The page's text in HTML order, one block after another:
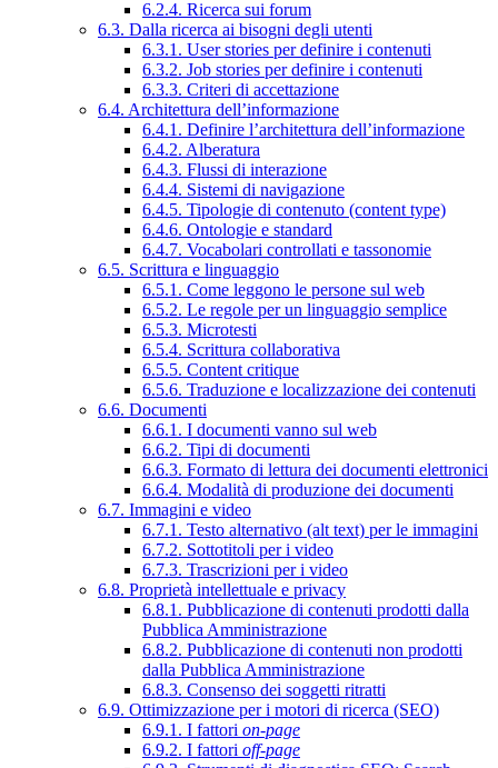
6.2.4. Ricerca sui forum
6.3. Dalla ricerca ai bisogni degli utenti
6.3.1. User stories per definire i contenuti
6.3.2. Job stories per definire i contenuti
6.3.3. Criteri di accettazione
6.4. Architettura dell’informazione
6.4.1. Definire l’architettura dell’informazione
6.4.2. Alberatura
6.4.3. Flussi di interazione
6.4.4. Sistemi di navigazione
6.4.5. Tipologie di contenuto (content type)
6.4.6. Ontologie e standard
6.4.7. Vocabolari controllati e tassonomie
6.5. Scrittura e linguaggio
6.5.1. Come leggono le persone sul web
6.5.2. Le regole per un linguaggio semplice
6.5.3. Microtesti
6.5.4. Scrittura collaborativa
6.5.5. Content critique
6.5.6. Traduzione e localizzazione dei contenuti
6.6. Documenti
6.6.1. I documenti vanno sul web
6.6.2. Tipi di documenti
6.6.3. Formato di lettura dei documenti elettronici
6.6.4. Modalità di produzione dei documenti
6.7. Immagini e video
6.7.1. Testo alternativo (alt text) per le immagini
6.7.2. Sottotitoli per i video
6.7.3. Trascrizioni per i video
6.8. Proprietà intellettuale e privacy
6.8.1. Pubblicazione di contenuti prodotti dalla
Pubblica Amministrazione
6.8.2. Pubblicazione di contenuti non prodotti
dalla Pubblica Amministrazione
6.8.3. Consenso dei soggetti ritratti
6.9. Ottimizzazione per i motori di ricerca (SEO)
6.9.1. I fattori on-page
6.9.2. I fattori off-page